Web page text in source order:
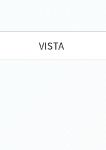
VISTA